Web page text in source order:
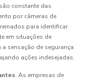
constante das
por câmeras de
para identificar
em situações de
sensação de segurança
ações indesejadas.
. As empresas de